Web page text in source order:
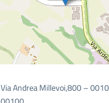
Via Andrea Millevoi,800 –